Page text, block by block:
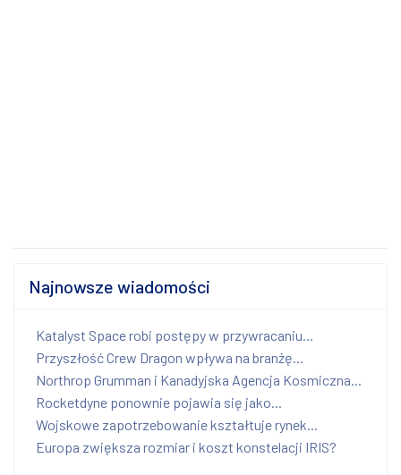
Najnowsze wiadomości
Katalyst Space robi postępy w przywracaniu...
Przyszłość Crew Dragon wpływa na branżę...
Northrop Grumman i Kanadyjska Agencja Kosmiczna...
Rocketdyne ponownie pojawia się jako...
Wojskowe zapotrzebowanie kształtuje rynek...
Europa zwiększa rozmiar i koszt konstelacji IRIS?